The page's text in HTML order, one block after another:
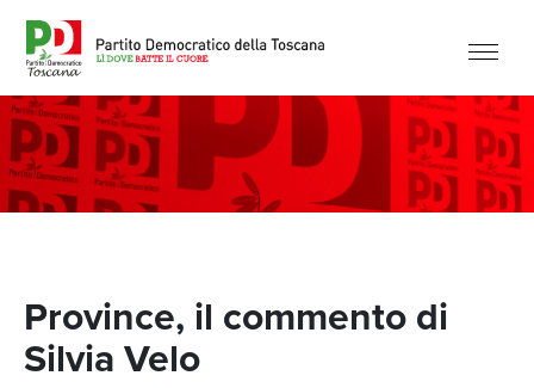
Province, il commento di
Silvia Velo